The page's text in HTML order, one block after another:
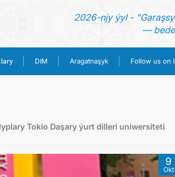
2026-njy ýyl -
—
DIM Aragatnaşyk Follow us on
KONSULLYK HYZMATLARY
Tokio Daşary ýurt dilleri uniwersiteti
9
Okt